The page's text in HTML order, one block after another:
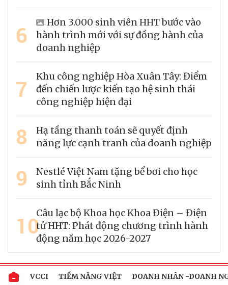
6
Hơn 3.000 sinh viên HHT bước vào
hành trình mới với sự đồng hành của
doanh nghiệp
7
Khu công nghiệp Hòa Xuân Tây: Điểm
đến chiến lược kiến tạo hệ sinh thái
công nghiệp hiện đại
8
Hạ tầng thanh toán sẽ quyết định
năng lực cạnh tranh của doanh nghiệp
9
Nestlé Việt Nam tặng bể bơi cho học
sinh tỉnh Bắc Ninh
10Câu lạc bộ Khoa học Khoa Điện – Điện
tử HHT: Phát động chương trình hành
động năm học 2026-2027
VCCI TIỀM NĂNG VIỆT DOANH NHÂN -DOANH